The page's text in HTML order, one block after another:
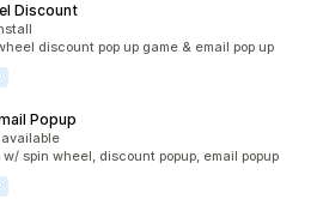
Discount
discount pop up game & email pop up
Popup
spin wheel, discount popup, email popup